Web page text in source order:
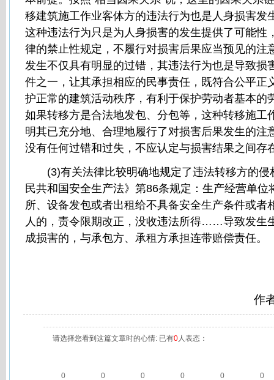
移建筑施工作业客体方的违法行为也是人身损害发
这种违法行为只是为人身损害的发生提供了可能性
律的禁止性规定，不履行对损害后果应当预见的注
发生不仅具有明显的过错，其违法行为也是导致损
件之一，让其承担相应的民事责任，既符合公平正
护正常的建筑活动秩序，有利于保护劳动者基本的
如果转移方是合法地发包、分包等，这种转移施工
明其已充分地、合理地履行了对损害后果发生的注
没有任何过错和过失，不应认定与损害结果之间存
(3)有关法律比较明确地规定了违法转移方的侵
民共和国安全生产法》第86条规定：生产经营单位
所、设备发包或者出租给不具备安全生产条件或者
人的，责令限期改正，没收违法所得……导致发生
成损害的，与承包方、承租方承担连带赔偿责任。
作
请选择您看到这篇文章时的心情: 已有0人表态：
0 0 0 0 0 0